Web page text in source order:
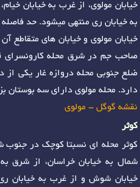
خیابان مولوی، از غرب به خیابان
به خیابان ری منتهی میشود. حد
خیابان مولوی و خیابان های متقاطع
صاحب جم در شرق محله کارونسرای
ضلع جنوبی محله دروازه غار یکی از
دارد. محله مولوی دارای سه
نقشه گوگل - مولوی
کوثر
کوثر محله ای نسبتا کوچک در
شمال به خیابان خراسان، از شرق
خیابان شوش و از غرب به